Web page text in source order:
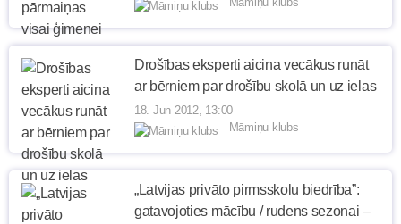
Drošības eksperti aicina vecākus runāt
ar bērniem par drošību skolā un uz ielas
18. Jun 2012, 13:00
Māmiņu klubs
„Latvijas privāto pirmsskolu biedrība”:
gatavojoties mācību / rudens sezonai –